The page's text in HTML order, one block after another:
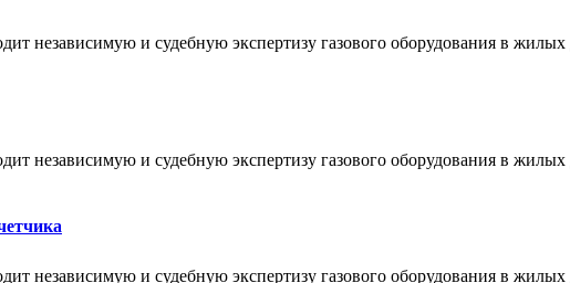
независимую и судебную экспертизу газового оборудования в
независимую и судебную экспертизу газового оборудования в
независимую и судебную экспертизу газового оборудования в